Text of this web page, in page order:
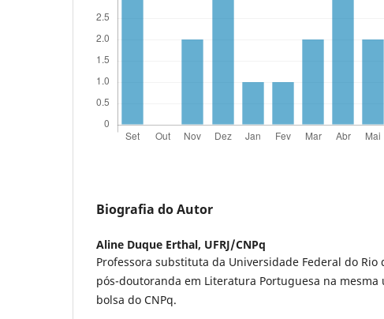
Biografia do Autor
Aline Duque Erthal, UFRJ/CNPq
Professora substituta da Universidade Federal do Rio
pós-doutoranda em Literatura Portuguesa na mesma
bolsa do CNPq.